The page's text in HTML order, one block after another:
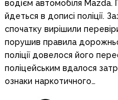
водієм автомобіля
йдеться в дописі поліції.
спочатку вирішили
порушив правила
поліції довелося його
поліцейським вдалося
ознаки наркотичного…